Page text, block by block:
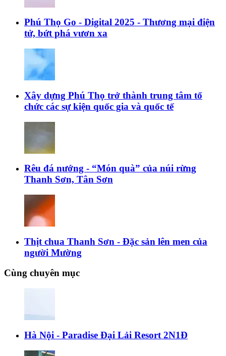
Phú Thọ Go - Digital 2025 - Thương mại điện
tử, bứt phá vươn xa
Xây dựng Phú Thọ trở thành trung tâm tổ
chức các sự kiện quốc gia và quốc tế
Rêu đá nướng - “Món quà” của núi rừng
Thanh Sơn, Tân Sơn
Thịt chua Thanh Sơn - Đặc sản lên men của
người Mường
Cùng chuyên mục
Hà Nội - Paradise Đại Lải Resort 2N1Đ